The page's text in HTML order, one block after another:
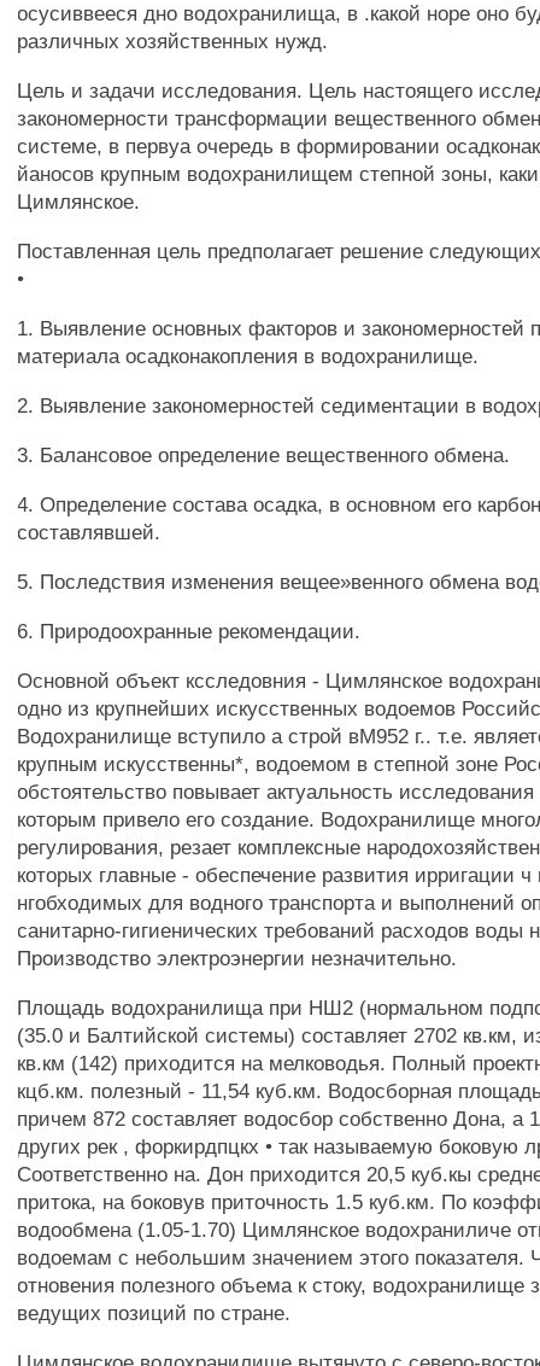
осусиввееся дно водохранилища, в .какой норе оно
различных хозяйственных нужд.
Цель и задачи исследования. Цель настоящего
закономерности трансформации вещественного
системе, в первуа очередь в формировании
йаносов крупным водохранилищем степной зоны,
Цимлянское.
Поставленная цель предполагает решение
•
1. Выявление основных факторов и закономерностей
материала осадконакопления в водохранилище.
2. Выявление закономерностей седиментации в
3. Балансовое определение вещественного обмена.
4. Определение состава осадка, в основном его
составлявшей.
5. Последствия изменения вещее»венного обмена
6. Природоохранные рекомендации.
Основной объект ксследовния - Цимлянское
одно из крупнейших искусственных водоемов
Водохранилище вступило а строй вМ952 г.. т.е.
крупным искусственны*, водоемом в степной зоне
обстоятельство повывает актуальность
которым привело его создание. Водохранилище
регулирования, резает комплексные
которых главные - обеспечение развития ирригации ч
нгобходимых для водного транспорта и выполнений
санитарно-гигиенических требований расходов воды
Производство электроэнергии незначительно.
Площадь водохранилища при НШ2 (нормальном
(35.0 и Балтийской системы) составляет 2702 кв.км,
кв.км (142) приходится на мелководья. Полный
кцб.км. полезный - 11,54 куб.км. Водосборная
причем 872 составляет водосбор собственно Дона, а
других рек , форкирдпцкх • так называемую боковую
Соответственно на. Дон приходится 20,5 куб.кы
притока, на боковув приточность 1.5 куб.км. По
водообмена (1.05-1.70) Цимлянское водохраниличе
водоемам с небольшим значением этого показателя.
отновения полезного объема к стоку, водохранилище
ведущих позиций по стране.